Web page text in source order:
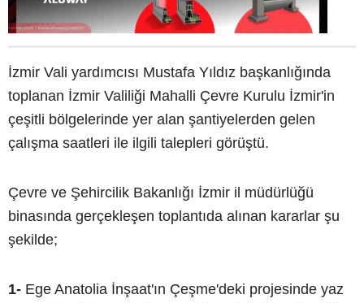
İzmir Vali yardımcısı Mustafa Yıldız başkanlığında
toplanan İzmir Valiliği Mahalli Çevre Kurulu İzmir'in
çeşitli bölgelerinde yer alan şantiyelerden gelen
çalışma saatleri ile ilgili talepleri görüştü.
Çevre ve Şehircilik Bakanlığı İzmir il müdürlüğü
binasında gerçekleşen toplantıda alınan kararlar şu
şekilde;
1- Ege Anatolia İnşaat'ın Çeşme'deki projesinde yaz